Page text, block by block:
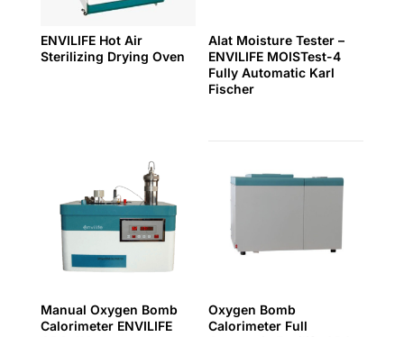
ENVILIFE Hot Air
Sterilizing Drying Oven
Alat Moisture Tester –
ENVILIFE MOISTest-4
Fully Automatic Karl
Fischer
Manual Oxygen Bomb
Calorimeter ENVILIFE
Oxygen Bomb
Calorimeter Full